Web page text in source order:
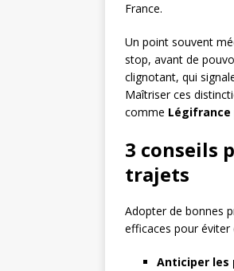
France.
Un point souvent
stop, avant de
clignotant, qui
Maîtriser ces
comme Légifrance
3 conseils
trajets
Adopter de bonnes
efficaces pour
Anticiper les